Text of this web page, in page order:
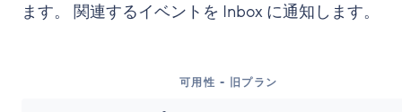
ます。 関連するイベントを Inbox に通知します。
可用性 - 旧プラン